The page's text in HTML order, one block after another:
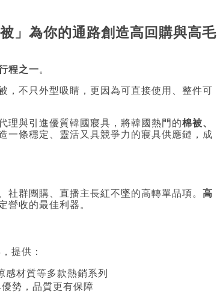
」為你的通路創造高回購與高毛
程之一。
，不只外型吸睛，更因為可直接使用、整件可
理與引進優質韓國寢具，將韓國熱門的棉被、
一條穩定、靈活又具競爭力的寢具供應鏈，成
群團購、直播主長紅不墜的高轉單品項。 高
營收的最佳利器。
提供：
感材質等多款熱銷系列
勢，品質更有保障